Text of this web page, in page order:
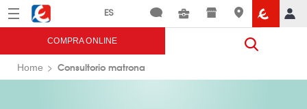
Menú Eroski
COMPRA ONLINE
Home Consultorio matrona